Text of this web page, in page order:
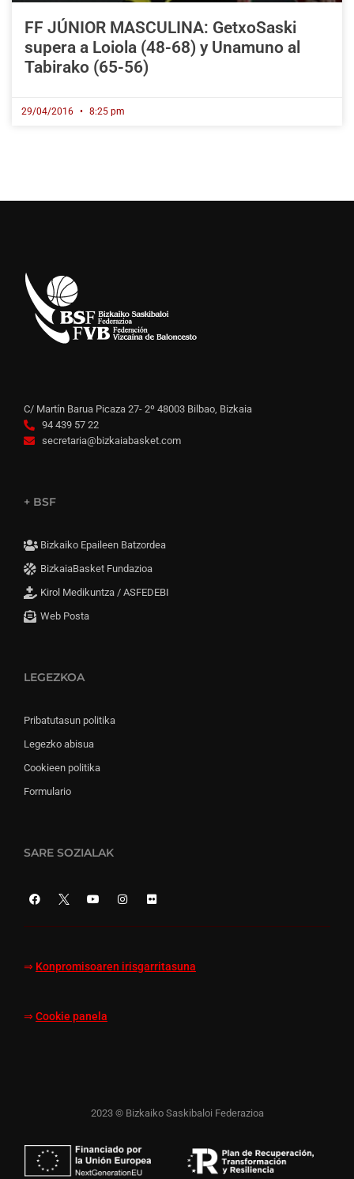
FF JÚNIOR MASCULINA: GetxoSaski
supera a Loiola (48-68) y Unamuno al
Tabirako (65-56)
29/04/2016 8:25 pm
C/ Martín Barua Picaza 27- 2º 48003 Bilbao, Bizkaia
94 439 57 22
secretaria@bizkaiabasket.com
+ BSF
Bizkaiko Epaileen Batzordea
BizkaiaBasket Fundazioa
Kirol Medikuntza / ASFEDEBI
Web Posta
LEGEZKOA
Pribatutasun politika
Legezko abisua
Cookieen politika
Formulario
SARE SOZIALAK
⇒ Konpromisoaren irisgarritasuna
⇒ Cookie panela
2023 © Bizkaiko Saskibaloi Federazioa